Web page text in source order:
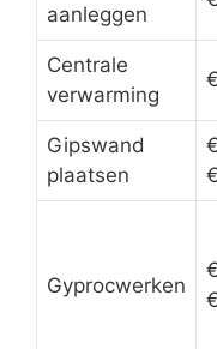
aanleggen
Centrale
verwarming
Gipswand
plaatsen
Gyprocwerken